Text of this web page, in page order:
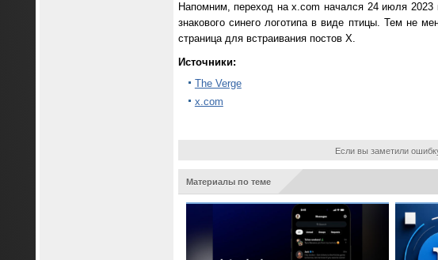
Напомним, переход на x.com начался 24 июля
знакового синего логотипа в виде птицы. Тем не
страница для встраивания постов X.
Источники:
The Verge
x.com
Если вы заметили
Материалы по теме